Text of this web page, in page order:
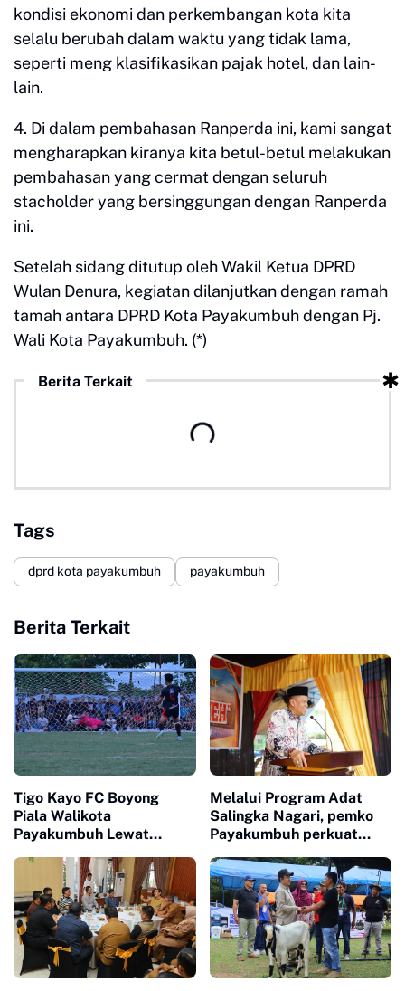
kondisi ekonomi dan perkembangan kota kita
selalu berubah dalam waktu yang tidak lama,
seperti meng klasifikasikan pajak hotel, dan lain-
lain.
4. Di dalam pembahasan Ranperda ini, kami sangat
mengharapkan kiranya kita betul-betul melakukan
pembahasan yang cermat dengan seluruh
stacholder yang bersinggungan dengan Ranperda
ini.
Setelah sidang ditutup oleh Wakil Ketua DPRD
Wulan Denura, kegiatan dilanjutkan dengan ramah
tamah antara DPRD Kota Payakumbuh dengan Pj.
Wali Kota Payakumbuh. (*)
Berita Terkait
Tags
dprd kota payakumbuh payakumbuh
Berita Terkait
Tigo Kayo FC Boyong
Piala Walikota
Payakumbuh Lewat
Melalui Program Adat
Salingka Nagari, pemko
Payakumbuh perkuat
Budaya Minangkabau